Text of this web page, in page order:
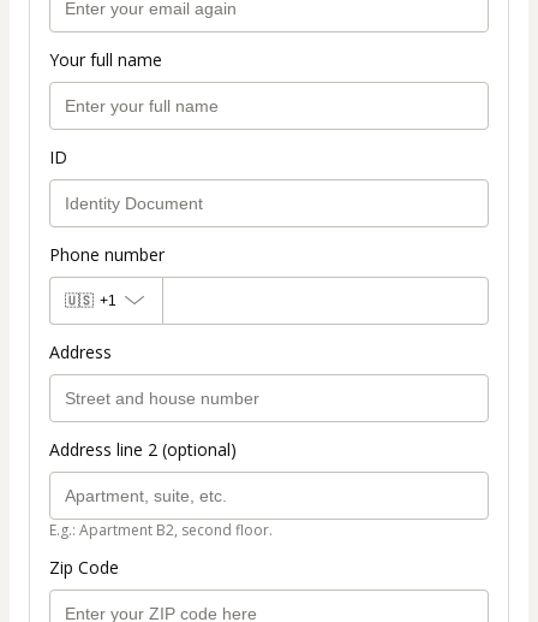
Your full name
ID
Phone number
🇺🇸 +1
Address
Address line 2 (optional)
E.g.: Apartment B2, second floor.
Zip Code